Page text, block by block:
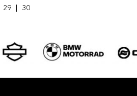
29 30